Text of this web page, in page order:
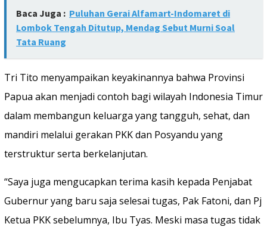
Baca Juga : Puluhan Gerai Alfamart-Indomaret di
Lombok Tengah Ditutup, Mendag Sebut Murni Soal
Tata Ruang
Tri Tito menyampaikan keyakinannya bahwa Provinsi
Papua akan menjadi contoh bagi wilayah Indonesia Timur
dalam membangun keluarga yang tangguh, sehat, dan
mandiri melalui gerakan PKK dan Posyandu yang
terstruktur serta berkelanjutan.
“Saya juga mengucapkan terima kasih kepada Penjabat
Gubernur yang baru saja selesai tugas, Pak Fatoni, dan Pj
Ketua PKK sebelumnya, Ibu Tyas. Meski masa tugas tidak